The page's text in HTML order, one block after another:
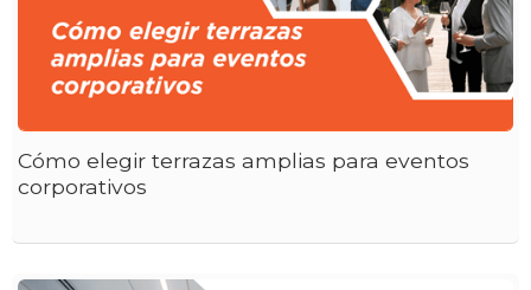
Cómo elegir terrazas amplias para eventos
corporativos